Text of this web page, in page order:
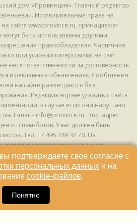
дом «Провинция». Главный редактор
Исключительные права на
сайте www.province.ru, принадлежат
быть использованы другими
правообладателя. Частичное
при условии гиперссылки на сайт
несет ответственности за достоверность
в рекламных объявлениях. Сообщения
на сайте размещаются без
Редакция вправе удалить с сайта
в случае если они нарушают
E-mail - info@province.ru. Этот адрес
от спам-ботов. У вас должен быть
Tел. +7 495 789 42 70. На
рекомендательные
технологии предоставления
систематизации и анализа сведений,
пользователей сети "Интернет",
Российской Федерации) © ООО ИД
подтверждаете свое согласие с
персональных данныхи на
cookie-файлов.
Понятно